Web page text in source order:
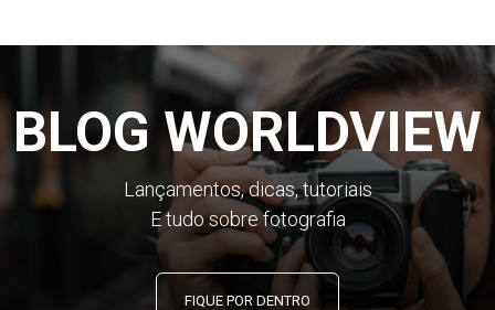
BLOG WORLDVIEW
Lançamentos, dicas, tutoriais
E tudo sobre fotografia
FIQUE POR DENTRO